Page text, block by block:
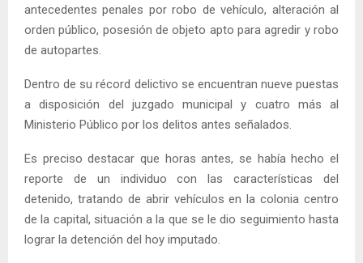
antecedentes penales por robo de vehículo, alteración al
orden público, posesión de objeto apto para agredir y robo
de autopartes.
Dentro de su récord delictivo se encuentran nueve puestas
a disposición del juzgado municipal y cuatro más al
Ministerio Público por los delitos antes señalados.
Es preciso destacar que horas antes, se había hecho el
reporte de un individuo con las características del
detenido, tratando de abrir vehículos en la colonia centro
de la capital, situación a la que se le dio seguimiento hasta
lograr la detención del hoy imputado.